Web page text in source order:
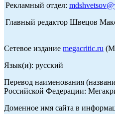
Рекламный отдел:
Главный редактор Швецов
Сетевое издание megacritic.ru
Язык(и): русский
Перевод наименования
Российской Федерации:
Доменное имя сайта в